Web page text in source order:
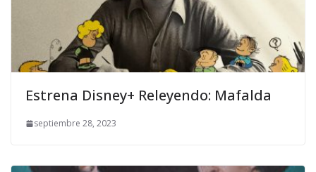
Estrena Disney+ Releyendo: Mafalda
septiembre 28, 2023